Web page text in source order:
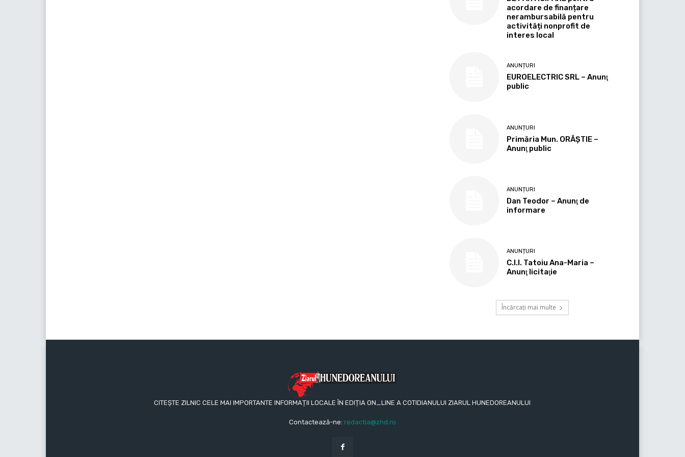
acordare de finanțare
nerambursabilă pentru
activități nonprofit de
interes local
ANUNȚURI
EUROELECTRIC SRL – Anunţ
public
ANUNȚURI
Primăria Mun. ORĂȘTIE –
Anunţ public
ANUNȚURI
Dan Teodor – Anunţ de
informare
ANUNȚURI
C.I.I. Tatoiu Ana-Maria –
Anunţ licitaţie
Încărcați mai multe
CITEȘTE ZILNIC CELE MAI IMPORTANTE INFORMAȚII LOCALE ÎN EDIȚIA ON_LINE A COTIDIANULUI ZIARUL HUNEDOREANULUI
Contactează-ne: redactia@zhd.ro